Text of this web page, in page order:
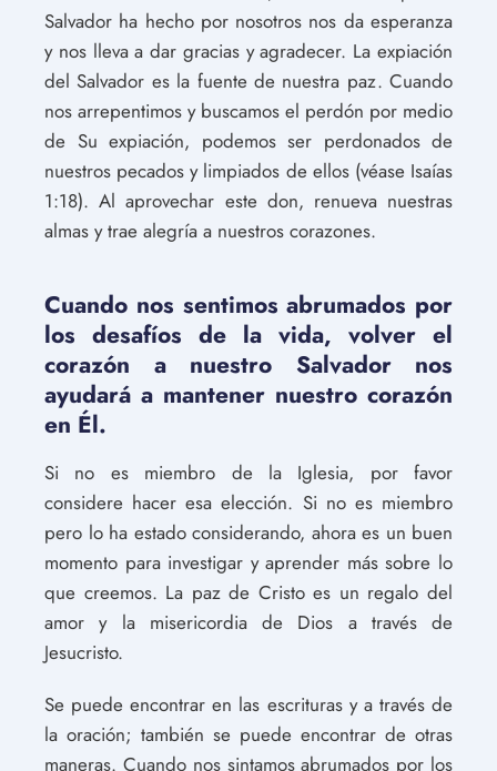
Salvador ha hecho por nosotros nos da esperanza
y nos lleva a dar gracias y agradecer. La expiación
del Salvador es la fuente de nuestra paz. Cuando
nos arrepentimos y buscamos el perdón por medio
de Su expiación, podemos ser perdonados de
nuestros pecados y limpiados de ellos (véase Isaías
1:18). Al aprovechar este don, renueva nuestras
almas y trae alegría a nuestros corazones.
Cuando nos sentimos abrumados por
los desafíos de la vida, volver el
corazón a nuestro Salvador nos
ayudará a mantener nuestro corazón
en Él.
Si no es miembro de la Iglesia, por favor
considere hacer esa elección. Si no es miembro
pero lo ha estado considerando, ahora es un buen
momento para investigar y aprender más sobre lo
que creemos. La paz de Cristo es un regalo del
amor y la misericordia de Dios a través de
Jesucristo.
Se puede encontrar en las escrituras y a través de
la oración; también se puede encontrar de otras
maneras. Cuando nos sintamos abrumados por los